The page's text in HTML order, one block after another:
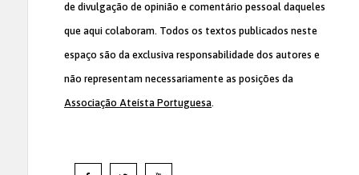
de divulgação de opinião e comentário pessoal daqueles
que aqui colaboram. Todos os textos publicados neste
espaço são da exclusiva responsabilidade dos autores e
não representam necessariamente as posições da
Associação Ateísta Portuguesa.